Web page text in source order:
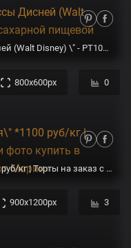
Картинка для торта \"Принцессы Дисней (Walt Disney) \" - PT100544 печать на сахарной пищевой бумаге
800x600px 0
Фото торт \"Принцессы диснея\" *1100 руб/кг | Торты на заказ с фотопечатью и фото купить в кондитерской «Торты на заказ от Марии»
900x1200px 3